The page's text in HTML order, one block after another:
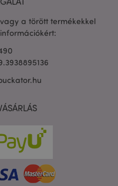
a törött termékekkel